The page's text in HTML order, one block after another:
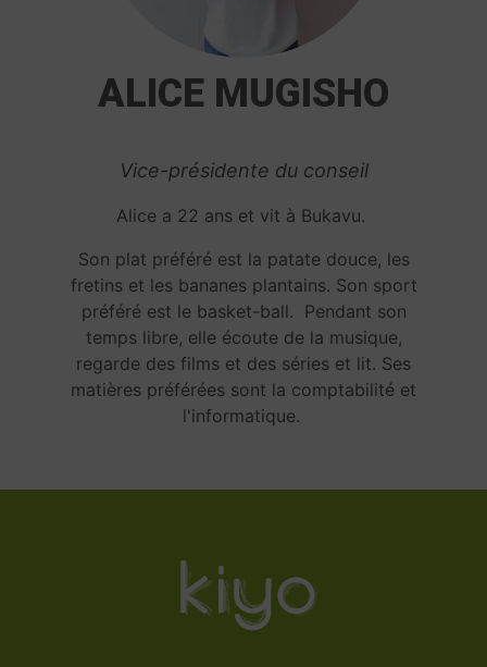
ALICE MUGISHO
Vice-présidente du conseil
Alice a 22 ans et vit à Bukavu.
Son plat préféré est la patate douce, les
fretins et les bananes plantains. Son sport
préféré est le basket-ball. Pendant son
temps libre, elle écoute de la musique,
regarde des films et des séries et lit. Ses
matières préférées sont la comptabilité et
l'informatique.